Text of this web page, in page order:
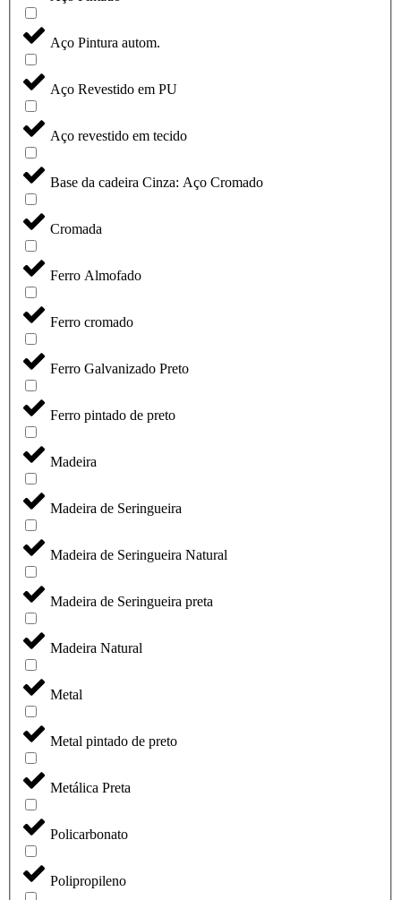
Aço Pintura autom.
Aço Revestido em PU
Aço revestido em tecido
Base da cadeira Cinza: Aço Cromado
Cromada
Ferro Almofado
Ferro cromado
Ferro Galvanizado Preto
Ferro pintado de preto
Madeira
Madeira de Seringueira
Madeira de Seringueira Natural
Madeira de Seringueira preta
Madeira Natural
Metal
Metal pintado de preto
Metálica Preta
Policarbonato
Polipropileno